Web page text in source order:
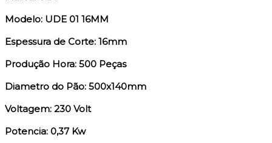
Modelo: UDE 01 16MM
Espessura de Corte: 16mm
Produção Hora: 500 Peças
Diametro do Pão: 500x140mm
Voltagem: 230 Volt
Potencia: 0,37 Kw